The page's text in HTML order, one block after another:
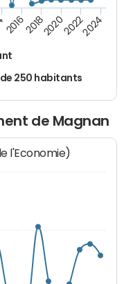
250 habitants
20162018202020222024
de Magnan
l'Economie)